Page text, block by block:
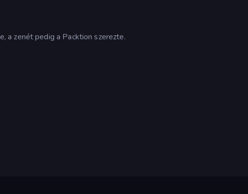
a zenét pedig a Packtion szerezte.